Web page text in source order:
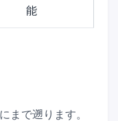
能
まで遡ります。